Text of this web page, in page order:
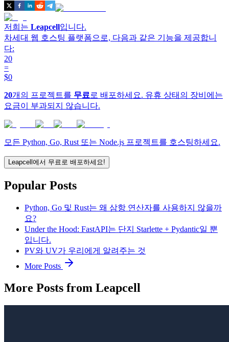
저희는 Leapcell입니다.
차세대 웹 호스팅 플랫폼으로, 다음과 같은 기능을 제공합니
다:
20
=
$0
20개의 프로젝트를 무료 로 배포하세요. 유휴 상태의 장비에는
요금이 부과되지 않습니다.
모든 Python, Go, Rust 또는 Node.js 프로젝트를 호스팅하세요.
Leapcell에서 무료로 배포하세요!
Popular Posts
Python, Go 및 Rust는 왜 삼항 연산자를 사용하지 않을까
요?
Under the Hood: FastAPI는 단지 Starlette + Pydantic일 뿐
입니다.
PV와 UV가 우리에게 알려주는 것
More Posts
More Posts from Leapcell